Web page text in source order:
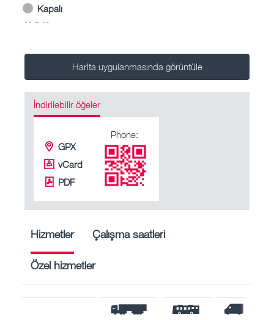
Kapalı
-- – --
Harita uygulanmasında görüntüle
İndirilebilir öğeler
GPX
vCard
PDF
Phone:
Hizmetler Çalışma saatleri
Özel hizmetler